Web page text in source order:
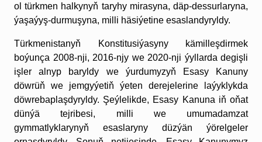
ol türkmen halkynyň taryhy mirasyna, däp-dessurlaryna,
ýaşaýyş-durmuşyna, milli häsiýetine esaslandyryldy.
Türkmenistanyň Konstitusiýasyny kämilleşdirmek
boýunça 2008-nji, 2016-njy we 2020-nji ýyllarda degişli
işler alnyp baryldy we ýurdumyzyň Esasy Kanuny
döwrüň we jemgyýetiň ýeten derejelerine laýyklykda
döwrebaplaşdyryldy. Şeýlelikde, Esasy Kanuna iň oňat
dünýä tejribesi, milli we umumadamzat
gymmatlyklarynyň esaslaryny düzýän ýörelgeler